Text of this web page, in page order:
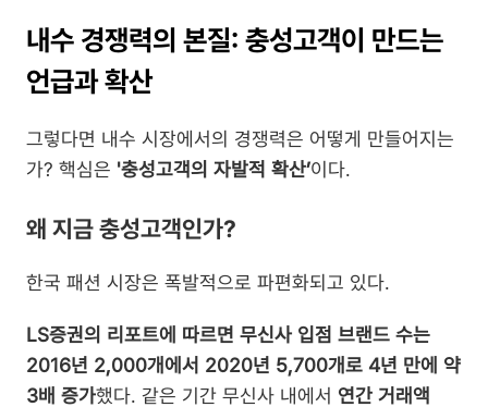
내수 경쟁력의 본질: 충성고객이 만드는
언급과 확산
그렇다면 내수 시장에서의 경쟁력은 어떻게 만들어지는
가? 핵심은 '충성고객의 자발적 확산’이다.
왜 지금 충성고객인가?
한국 패션 시장은 폭발적으로 파편화되고 있다.
LS증권의 리포트에 따르면 무신사 입점 브랜드 수는
2016년 2,000개에서 2020년 5,700개로 4년 만에 약
3배 증가했다. 같은 기간 무신사 내에서 연간 거래액